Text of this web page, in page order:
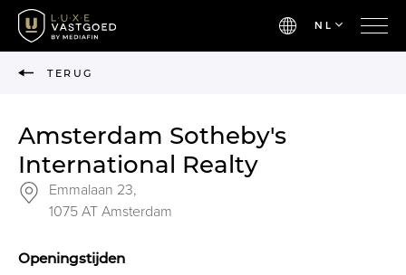
NL
TERUG
Amsterdam Sotheby's
International Realty
Emmalaan 23,
1075 AT Amsterdam
Openingstijden